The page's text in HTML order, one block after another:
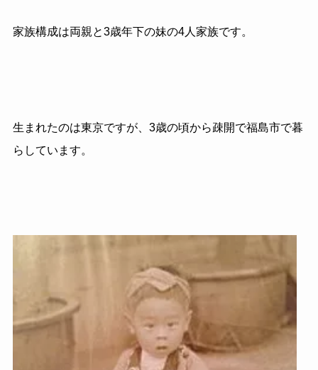
家族構成は両親と3歳年下の妹の4人家族です。
生まれたのは東京ですが、 3歳の頃から疎開で福島市で暮
らしています。